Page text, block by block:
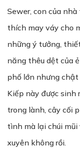
Sewer, con của
thích may váy cho
những ý tưởng,
năng thêu dệt của
phố lớn nhưng chật
Kiếp này được sinh
trong lành, cây cối
tình mà lại chúi mũi
xuyên không rồi.